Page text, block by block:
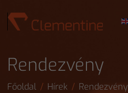
Skip to main content
Rendezvény
Főoldal Hírek Rendezvény